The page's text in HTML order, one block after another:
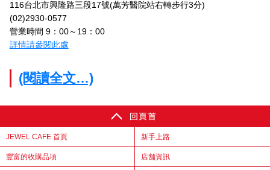
116台北市興隆路三段17號(萬芳醫院站右轉步行3分)
(02)2930-0577
營業時間 9：00～19：00
詳情請參閱此處
(閱讀全文…)
JEWEL CAFE 首頁 新手上路
豐富的收購品項 店舗資訊